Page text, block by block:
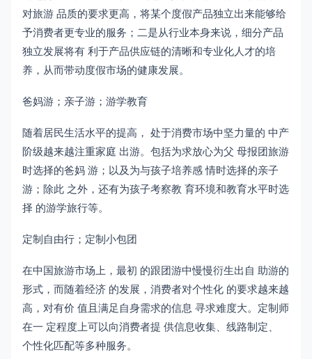
对旅游 品质的要求更高，将某个度假产品独立出来能够给
予消费者更专业的服务；二是从行业本身来说，细分产品
独立发展将有 利于产品供应链的清晰和专业化人才的培
养，从而带动度假市场的健康发展。
爸妈游；亲子游；游学教育
随着居民生活水平的提高， 处于消费市场中坚力量的 中产
阶级越来越注重家庭 出游。包括为求放心为父 母报团旅游
时选择的爸妈 游；以及为与孩子培养感 情时选择的亲子
游；除此 之外，还有为孩子考察教 育环境和教育水平时选
择 的游学旅行等。
定制自由行；定制小包团
在中国旅游市场上，最初 的跟团游中慢慢衍生出自 助游的
形式，而随着经济 的发展，消费者对个性化 的要求越来越
高，对有价 值且满足自身需求的信息 寻求难度大。定制师
在一 定程度上可以向消费者提 供信息收集、线路制定、
个性化匹配等多种服务。